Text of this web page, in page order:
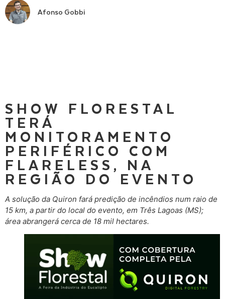
Afonso Gobbi
SHOW FLORESTAL
TERÁ
MONITORAMENTO
PERIFÉRICO COM
FLARELESS, NA
REGIÃO DO EVENTO
A solução da Quiron fará predição de incêndios num raio de
15 km, a partir do local do evento, em Três Lagoas (MS);
área abrangerá cerca de 18 mil hectares.